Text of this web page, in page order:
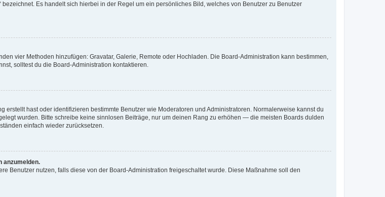
Es handelt sich hierbei in der Regel um ein persönliches Bild, welches von Benutzer zu Benutzer
vier Methoden hinzufügen: Gravatar, Galerie, Remote oder Hochladen. Die Board-Administration kann bestimmen,
solltest du die Board-Administration kontaktieren.
hast oder identifizieren bestimmte Benutzer wie Moderatoren und Administratoren. Normalerweise kannst du
wurden. Bitte schreibe keine sinnlosen Beiträge, nur um deinen Rang zu erhöhen — die meisten Boards dulden
einfach wieder zurücksetzen.
anzumelden.
Benutzer nutzen, falls diese von der Board-Administration freigeschaltet wurde. Diese Maßnahme soll den